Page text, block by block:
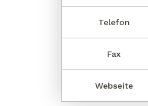
Telefon
Fax
Webseite